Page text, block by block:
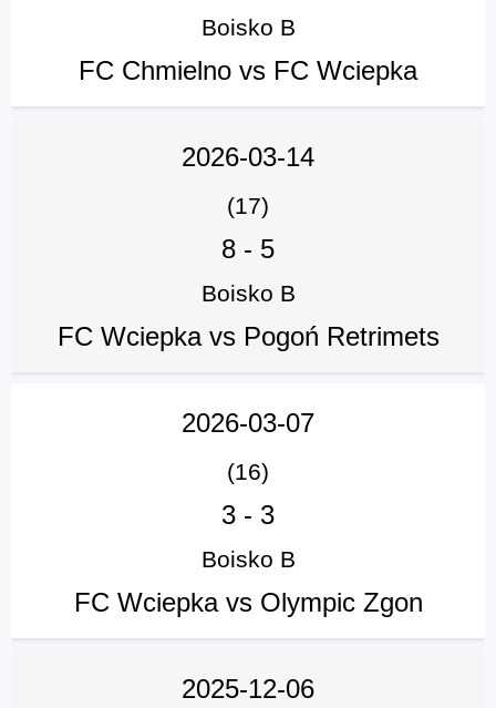
Boisko B
FC Chmielno vs FC Wciepka
2026-03-14
(17)
8 - 5
Boisko B
FC Wciepka vs Pogoń Retrimets
2026-03-07
(16)
3 - 3
Boisko B
FC Wciepka vs Olympic Zgon
2025-12-06